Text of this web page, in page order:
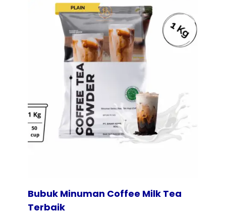
Bubuk Minuman Coffee Milk Tea
Terbaik